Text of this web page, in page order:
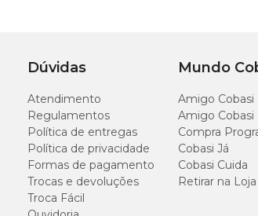
Dúvidas
Atendimento
Regulamentos
Política de entregas
Política de privacidade
Formas de pagamento
Trocas e devoluções
Troca Fácil
Mundo
Amigo Cobasi
Amigo Cobasi
Compra
Cobasi Já
Cobasi Cuida
Retirar na Loja